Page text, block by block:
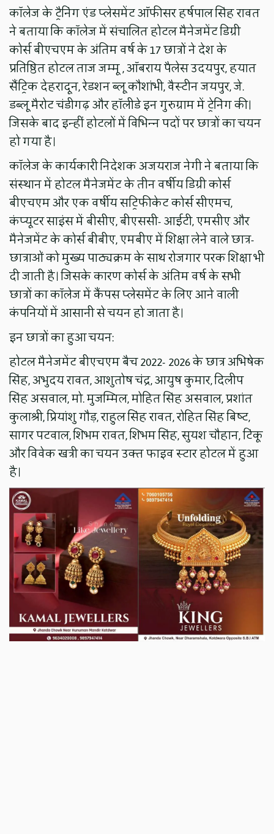
कॉलेज के ट्रैनिंग एंड प्‍लेसमेंट ऑफीसर हर्षपाल सिंह रावत
ने बताया कि कॉलेज में संचालित होटल मैनेजमेंट डिग्री
कोर्स बीएचएम के अंतिम वर्ष के 17 छात्रों ने देश के
प्रतिष्ठित होटल ताज जम्‍मू , ऑबराय पैलेस उदयपुर, हयात
सैंट्रिक देहरादून, रेडशन ब्‍लू कौशांभी, वैस्‍टीन जयपुर, जे.
डब्‍लू मैरोट चंडीगढ़ और हॉलीडे इन गुरुग्राम में ट्रेनिंग की।
जिसके बाद इन्‍हीं होटलों में विभिन्‍न पदों पर छात्रों का चयन
हो गया है।
कॉलेज के कार्यकारी निदेशक अजयराज नेगी ने बताया कि
संस्‍थान में होटल मैनेजमेंट के तीन वर्षीय डिग्री कोर्स
बीएचएम और एक वर्षीय सट्रिफीकेट कोर्स सीएमच,
कंप्‍यूटर साइंस में बीसीए, बीएससी- आईटी, एमसीए और
मैनेजमेंट के कोर्स बीबीए, एमबीए में शिक्षा लेने वाले छात्र-
छात्राओं को मुख्‍य पाठ्यक्रम के साथ रोजगार परक शिक्षा भी
दी जाती है। जिसके कारण कोर्स के अंतिम वर्ष के सभी
छात्रों का कॉलेज में कैंपस प्‍लेसमेंट के लिए आने वाली
कंपनियों में आसानी से चयन हो जाता है।
इन छात्रों का हुआ चयन:
होटल मैनेजमेंट बीएचएम बैच 2022- 2026 के छात्र अभिषेक
सिंह, अभुदय रावत, आशुतोष चंद्र, आयुष कुमार, दिलीप
सिंह असवाल, मो. मुजम्‍मिल, मोहित सिंह असवाल, प्रशांत
कुलाश्री, प्रियांशु गौड़, राहुल सिंह रावत, रोहित सिंह बिष्‍ट,
सागर पटवाल, शिभम रावत, शिभम सिंह, सुयश चौहान, टिंकू
और विवेक खत्री का चयन उक्‍त फाइव स्‍टार होटल में हुआ
है।